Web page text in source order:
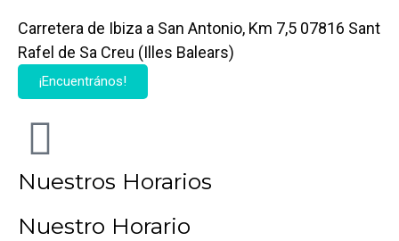
Carretera de Ibiza a San Antonio, Km 7,5 07816 Sant
Rafel de Sa Creu (Illes Balears)
¡Encuentrános!
Nuestros Horarios
Nuestro Horario